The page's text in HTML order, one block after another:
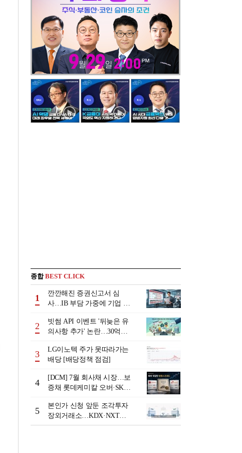
종합BEST CLICK
1
깐깐해진 증권신고서 심
사…IB 부담 가중에 기업 자
2
빗썸 API 이벤트 '뒤늦은 유
의사항 추가' 논란…30억원
발
3
LG이노텍 주가 못따라가는
배당 [배당정책 점검]
4
[DCM] 7월 회사채 시장…보
증채 롯데케미칼 오버·SK에
5
본인가 신청 앞둔 조각투자
장외거래소…KDX·NXT컨
소 막판 점검 ‘분주’